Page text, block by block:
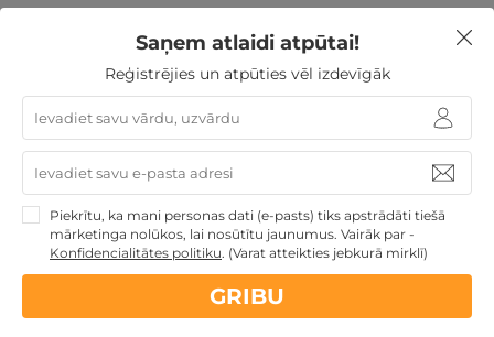
Par viesnīcu Jūrmala SPA
Hotel
Jūrmala SPA Hotel ir moderna
viesnīca pašā
Jūrmalas centrā, tikai dažu minūšu gājiena attālumā no
pludmales un populārās Jomas ielas. Viesnīca ir iecienīts
galamērķis gan romantiskai atpūtai diviem, gan
ģimenes brīvdienām, gan labsajūtas atpūtai ar piekļuvi
Wellness Oasis SPA un ūdens atpūtas centram.
Saņem atlaidi atpūtai!
Reģistrējies un atpūties vēl izdevīgāk
Piekrītu, ka mani personas dati (e-pasts) tiks apstrādāti tiešā
mārketinga nolūkos, lai nosūtītu jaunumus. Vairāk par -
Konfidencialitātes politiku. (Varat atteikties jebkurā mirklī)
GRIBU